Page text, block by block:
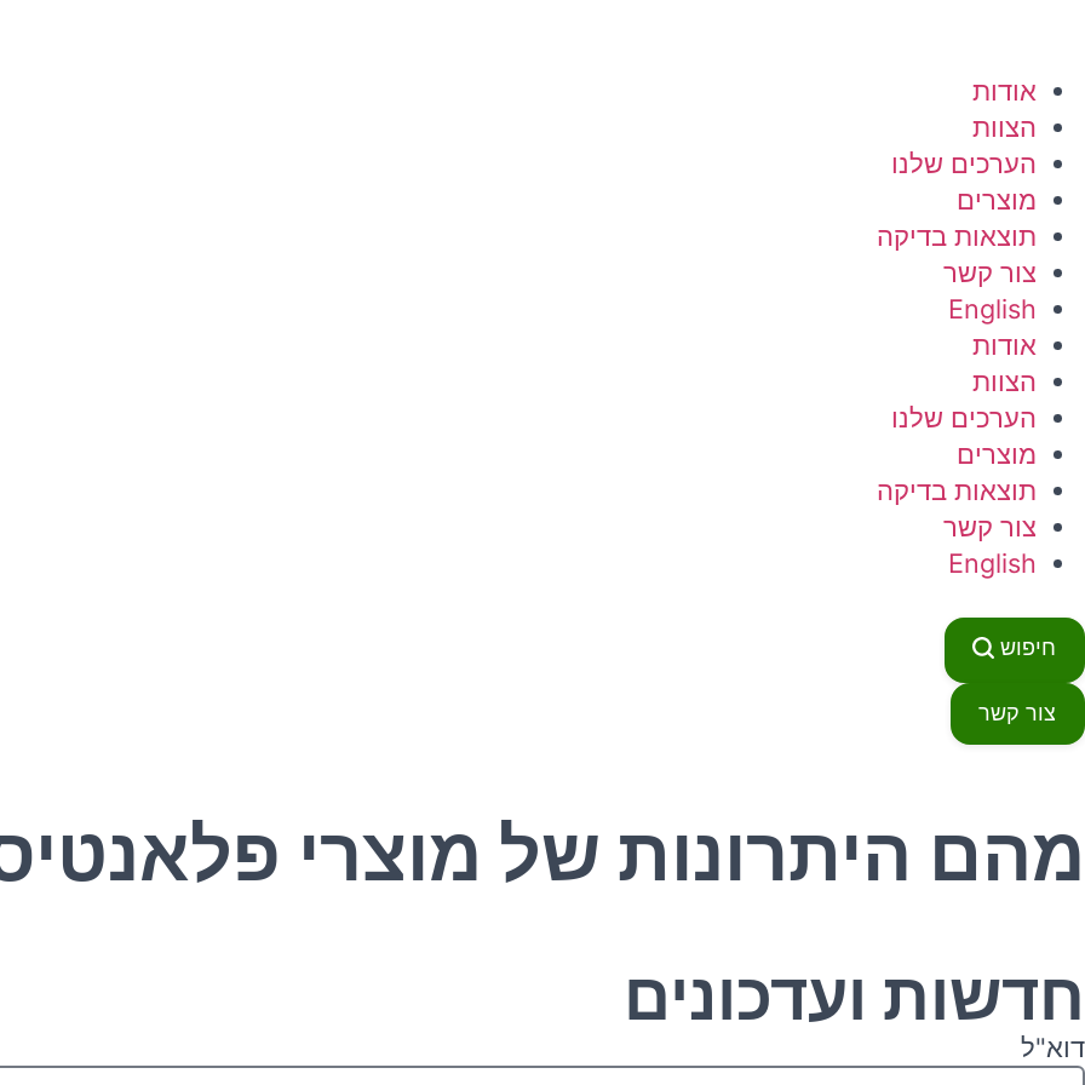
אודות
הצוות
הערכים שלנו
מוצרים
תוצאות בדיקה
צור קשר
English
אודות
הצוות
הערכים שלנו
מוצרים
תוצאות בדיקה
צור קשר
English
חיפוש
צור קשר
מהם היתרונות של מוצרי
חדשות ועדכונים
דוא"ל